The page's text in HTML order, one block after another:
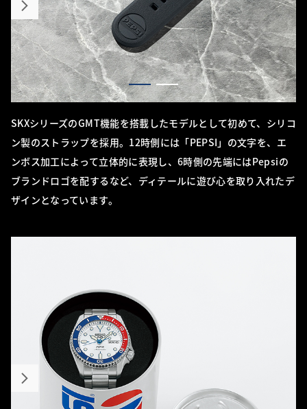
SKXシリーズのGMT機能を搭載したモデルとして初めて、シリコ
ン製のストラップを採用。12時側には「PEPSI」の文字を、エ
ンボス加工によって立体的に表現し、6時側の先端にはPepsiの
ブランドロゴを配するなど、ディテールに遊び心を取り入れたデ
ザインとなっています。